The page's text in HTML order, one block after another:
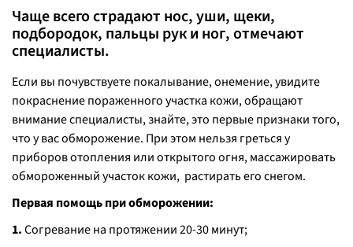
Чаще всего страдают нос, уши, щеки,
подбородок, пальцы рук и ног, отмечают
специалисты.
Если вы почувствуете покалывание, онемение, увидите
покраснение пораженного участка кожи, обращают
внимание специалисты, знайте, это первые признаки того,
что у вас обморожение. При этом нельзя греться у
приборов отопления или открытого огня, массажировать
обмороженный участок кожи, растирать его снегом.
Первая помощь при обморожении:
1.Согревание на протяжении 20-30 минут;